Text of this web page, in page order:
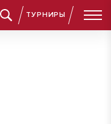
ТУРНИРЫ